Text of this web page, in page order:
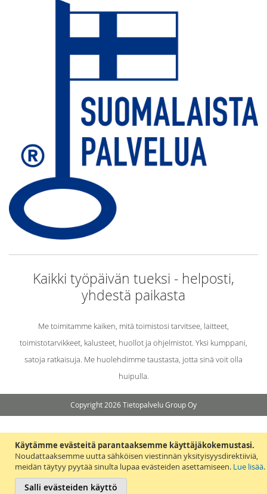
Käytämme evästeitä parantaaksemme käyttäjäkokemustasi.
Noudattaaksemme uutta sähköisen viestinnän yksityisyysdirektiiviä,
meidän täytyy pyytää sinulta lupaa evästeiden asettamiseen. Lue lisää.
Salli evästeiden käyttö
Kaikki työpäivän tueksi - helposti,
yhdestä paikasta
Me toimitamme kaiken, mitä toimistosi tarvitsee, laitteet,
toimistotarvikkeet, kalusteet, huollot ja ohjelmistot. Yksi kumppani,
satoja ratkaisuja. Me huolehdimme taustasta, jotta sinä voit olla
huipulla.
Copyright 2026 Tietopalvelu Group Oy